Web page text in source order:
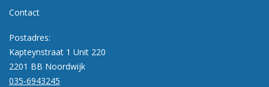
Contact
Postadres:
Kapteynstraat 1 Unit 220
2201 BB Noordwijk
035-6943245